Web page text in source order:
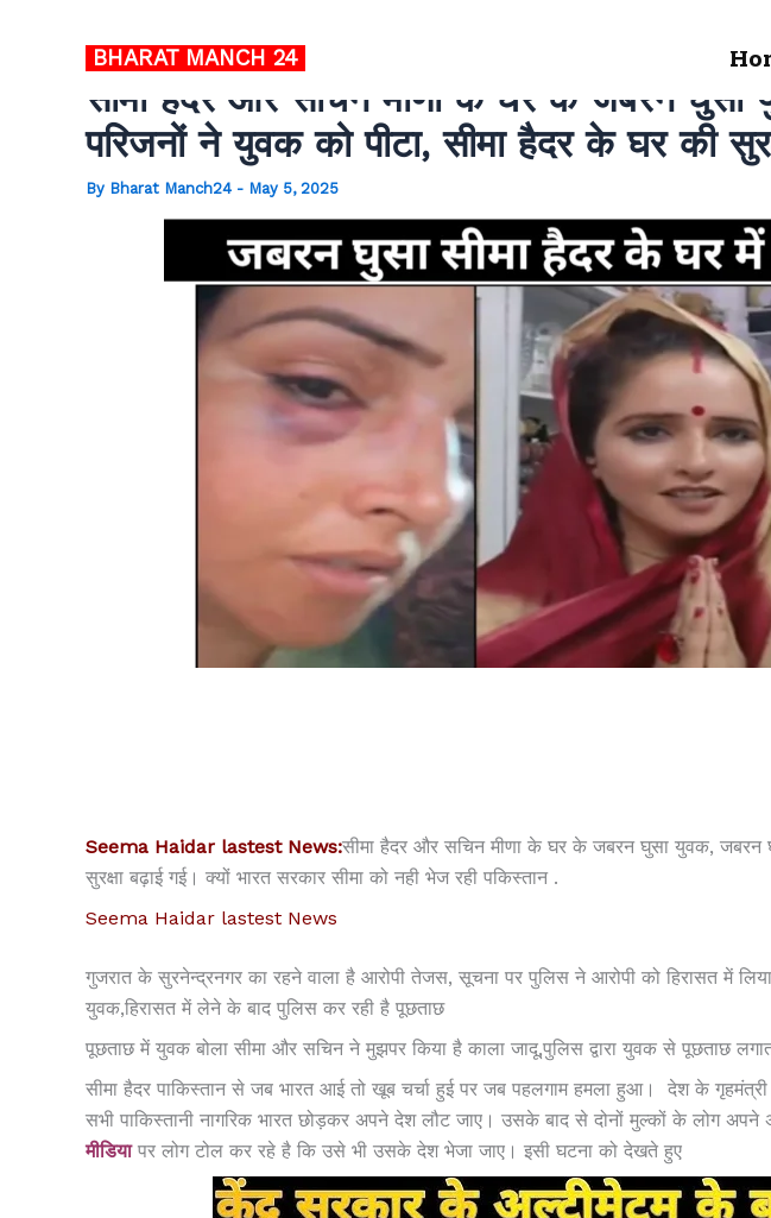
BHARAT MANCH 24
सीमा हैदर और सचिन मीणा के घर के जबरन
परिजनों ने युवक को पीटा, सीमा हैदर के घर की
By Bharat Manch24 - May 5, 2025
Seema Haidar lastest News:सीमा हैदर और सचिन मीणा के घर के जबरन घुसा युवक, जबरन
सुरक्षा बढ़ाई गई। क्यों भारत सरकार सीमा को नही भेज रही पकिस्तान .
Seema Haidar lastest News
गुजरात के सुरनेन्द्रनगर का रहने वाला है आरोपी तेजस, सूचना पर पुलिस ने आरोपी को हिरासत में
युवक,हिरासत में लेने के बाद पुलिस कर रही है पूछताछ
पूछताछ में युवक बोला सीमा और सचिन ने मुझपर किया है काला जादू,पुलिस द्वारा युवक से पूछताछ
सीमा हैदर पाकिस्तान से जब भारत आई तो खूब चर्चा हुई पर जब पहलगाम हमला हुआ। देश के गृहमंत्री
सभी पाकिस्तानी नागरिक भारत छोड़कर अपने देश लौट जाए। उसके बाद से दोनों मुल्कों के लोग
मीडियापर लोग टोल कर रहे है कि उसे भी उसके देश भेजा जाए। इसी घटना को देखते हुए